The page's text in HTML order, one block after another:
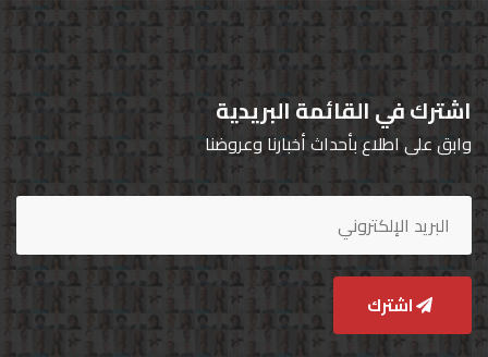
اشترك في القائمة البريدية
وابق على اطلاع بأحداث أخبارنا وعروضنا
اشترك